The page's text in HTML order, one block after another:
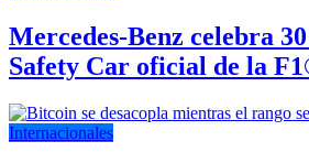
Mercedes-Benz celebra
Safety Car oficial de la
Internacionales